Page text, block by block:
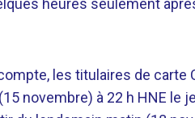
heures seulement
les titulaires de carte
novembre) à 22 h HNE le